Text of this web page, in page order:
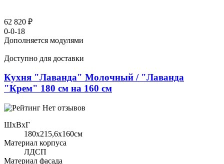
62 820 ₽
0-0-18
Дополняется модулями
Доступно для доставки
Кухня "Лаванда" Молочный / "Лаванда
"Крем" 180 см на 160 см
Нет отзывов
ШхВхГ
180x215,6х160см
Материал корпуса
ЛДСП
Материал фасада